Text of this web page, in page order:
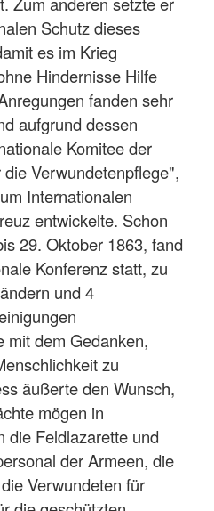
Schutz dieses
es im Krieg
Hindernisse Hilfe
fanden sehr
aufgrund dessen
Komitee der
Verwundetenpflege",
Internationalen
entwickelte. Schon
29. Oktober 1863, fand
Konferenz statt, zu
und 4
mit dem Gedanken,
zu
äußerte den Wunsch,
mögen in
die Feldlazarette und
der Armeen, die
Verwundeten für